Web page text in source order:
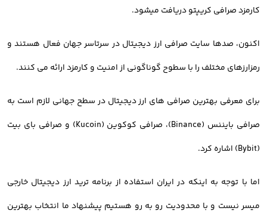
کارمزد صرافی کریپتو دریافت میشود.
اکنون، صدها سایت صرافی ارز دیجیتال در سرتاسر جهان فعال هستند و
رمزارزهای مختلف را با سطوح گوناگونی از امنیت و کارمزد ارائه می کنند.
برای معرفی بهترین صرافی های ارز دیجیتال در سطح جهانی لازم است به
صرافی بایننس (Binance)، صرافی کوکوین (Kucoin) و صرافی بای بیت
(Bybit) اشاره کرد.
اما با توجه به اینکه در ایران استفاده از برنامه ترید ارز دیجیتال خارجی
میسر نیست و با محدودیت رو به رو هستیم پیشنهاد ما انتخاب بهترین